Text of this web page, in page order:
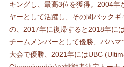
キングし、最高3位を獲得。2004年
ヤーとして活躍し、その間バック
の、2017年に復帰すると2018年に
チームメンバーとして優勝、バハ
大会で優勝、2021年にはUBC